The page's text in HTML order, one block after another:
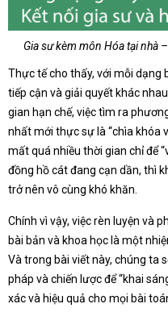
Gia sư kèm môn Hóa tại nhà
Thực tế cho thấy, với mỗi dạng
tiếp cận và giải quyết khác
gian hạn chế, việc tìm ra
nhất mới thực sự là “chìa khóa
mất quá nhiều thời gian chỉ để
đồng hồ cát đang cạn dần, thì
trở nên vô cùng khó khăn.
Chính vì vậy, việc rèn luyện và
bài bản và khoa học là một
Và trong bài viết này, chúng ta
pháp và chiến lược để “khai
xác và hiệu quả cho mọi bài